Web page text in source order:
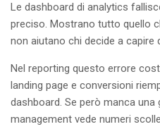
Le dashboard di analytics
preciso. Mostrano tutto quello
non aiutano chi decide a capire
Nel reporting questo errore
landing page e conversioni
dashboard. Se però manca una
management vede numeri